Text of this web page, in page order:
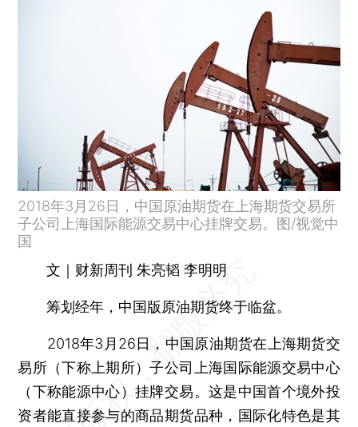
2018年3月26日，中国原油期货在上海期货交易所
子公司上海国际能源交易中心挂牌交易。图/视觉中
国
文｜财新周刊 朱亮韬 李明明
筹划经年，中国版原油期货终于临盆。
2018年3月26日，中国原油期货在上海期货交
易所（下称上期所）子公司上海国际能源交易中心
（下称能源中心）挂牌交易。这是中国首个境外投
资者能直接参与的商品期货品种，国际化特色是其